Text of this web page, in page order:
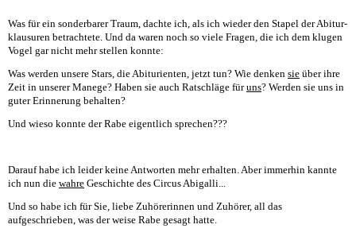
Was für ein sonderbarer Traum, dachte ich, als ich wieder den Stapel der Abitur-
klausuren betrachtete. Und da waren noch so viele Fragen, die ich dem klugen
Vogel gar nicht mehr stellen konnte:
Was werden unsere Stars, die Abiturienten, jetzt tun? Wie denken sie über ihre
Zeit in unserer Manege? Haben sie auch Ratschläge füruns? Werden sie uns in
guter Erinnerung behalten?
Und wieso konnte der Rabe eigentlich sprechen???
Darauf habe ich leider keine Antworten mehr erhalten. Aber immerhin kannte
ich nun die wahre Geschichte des Circus Abigalli...
Und so habe ich für Sie, liebe Zuhörerinnen und Zuhörer, all das
aufgeschrieben, was der weise Rabe gesagt hatte.